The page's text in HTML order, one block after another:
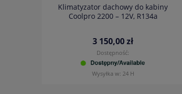
Klimatyzator dachowy do kabiny
Coolpro 2200 – 12V, R134a
3 150,00 zł
Dostępność:
Wysyłka w: 24 H